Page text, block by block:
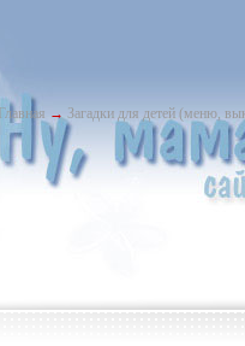
Главная → Загадки для детей (меню,